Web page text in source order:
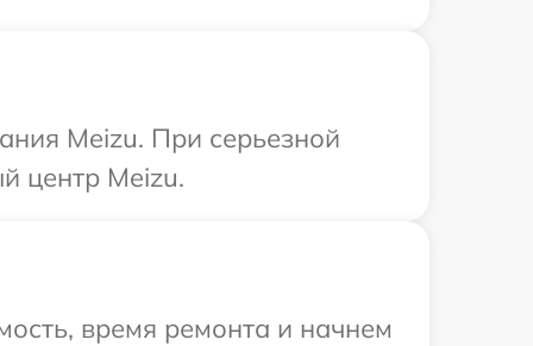
Meizu. При серьезной
центр Meizu.
время ремонта и начнем